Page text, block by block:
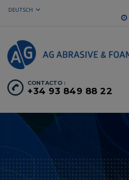
DEUTSCH
CONTACTO :
+34 93 849 88 22